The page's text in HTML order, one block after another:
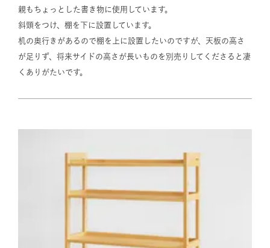
親もちょっとした書き物に使用しています。
斜頸をつけ、棚を下に設置しています。
机の奥行きがあるので棚を上に設置したいのですが、天板の高さ
が足りず、将来サイドの高さが長いものを別売りしてくださると凄
くありがたいです。